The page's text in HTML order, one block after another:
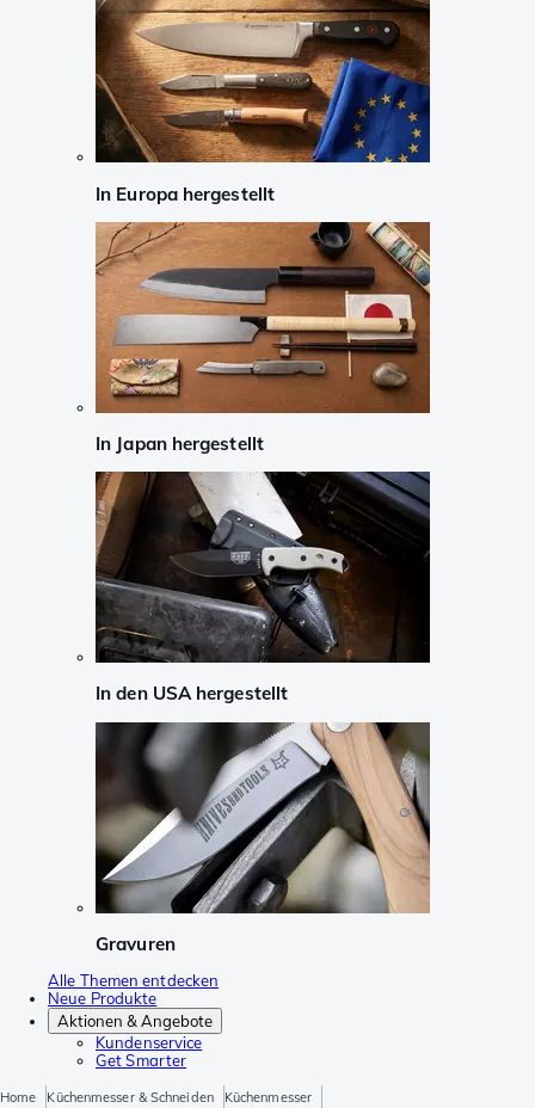
In Europa hergestellt
In Japan hergestellt
In den USA hergestellt
Gravuren
Alle Themen entdecken
Neue Produkte
Aktionen & Angebote
Kundenservice
Get Smarter
Home Küchenmesser & Schneiden
Küchenmesser